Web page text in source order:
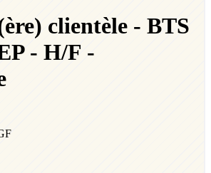
clientèle - BTS
- H/F -